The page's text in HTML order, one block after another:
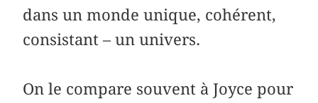
dans un monde unique, cohérent,
consistant – un univers.
On le compare souvent à Joyce pour